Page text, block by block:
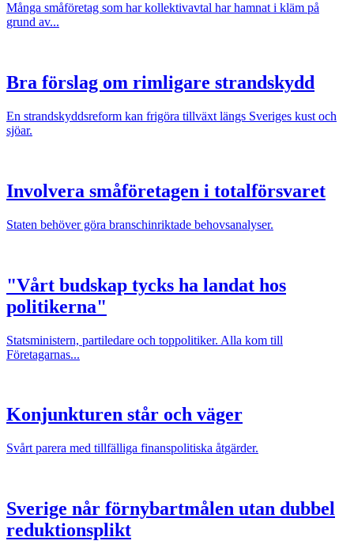
Många småföretag som har kollektivavtal har hamnat i kläm på
grund av...
Bra förslag om rimligare strandskydd
En strandskyddsreform kan frigöra tillväxt längs Sveriges kust och
sjöar.
Involvera småföretagen i totalförsvaret
Staten behöver göra branschinriktade behovsanalyser.
"Vårt budskap tycks ha landat hos
politikerna"
Statsministern, partiledare och toppolitiker. Alla kom till
Företagarnas...
Konjunkturen står och väger
Svårt parera med tillfälliga finanspolitiska åtgärder.
Sverige når förnybartmålen utan dubbel
reduktionsplikt